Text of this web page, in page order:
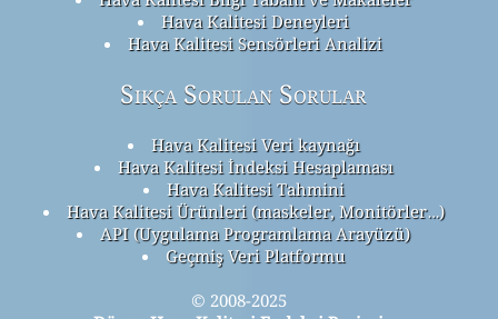
Hava Kalitesi Deneyleri
Hava Kalitesi Sensörleri Analizi
Sıkça Sorulan Sorular
Hava Kalitesi Veri kaynağı
Hava Kalitesi İndeksi Hesaplaması
Hava Kalitesi Tahmini
Hava Kalitesi Ürünleri (maskeler, Monitörler…)
API (Uygulama Programlama Arayüzü)
Geçmiş Veri Platformu
© 2008-2025